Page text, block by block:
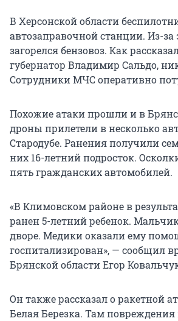
В Херсонской области
автозаправочной станции. Из-за
загорелся бензовоз. Как
губернатор Владимир Сальдо,
Сотрудники МЧС оперативно
Похожие атаки прошли и в
дроны прилетели в несколько
Стародубе. Ранения получили
них 16-летнийподросток.
пять гражданских автомобилей.
«В Климовском районе в
ранен 5-летний ребенок.
дворе. Медики оказали ему
госпитализирован», — сообщил
Брянской области Егор
Он также рассказал о ракетной
Белая Березка. Там